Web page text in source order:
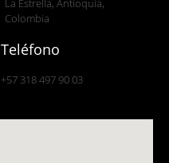
La Estrella, Antioquia,
Colombia
Teléfono
+57 318 497 90 03